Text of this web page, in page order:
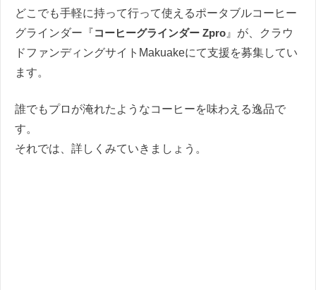
どこでも手軽に持って行って使えるポータブルコーヒー
グラインダー『コーヒーグラインダー Zpro 』が、クラウ
ドファンディングサイトMakuakeにて支援を募集してい
ます。
誰でもプロが淹れたようなコーヒーを味わえる逸品で
す。
それでは、詳しくみていきましょう。